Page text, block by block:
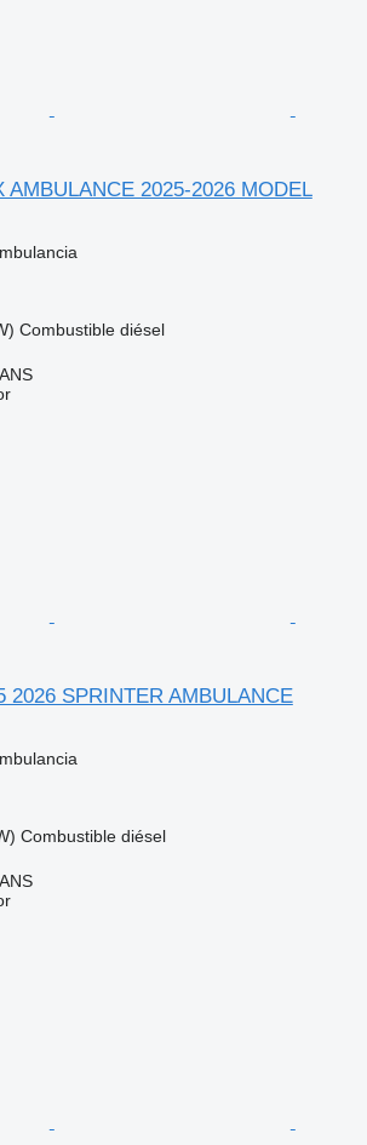
AMBULANCE 2025-2026 MODEL
Combustible diésel
2026 SPRINTER AMBULANCE
Combustible diésel